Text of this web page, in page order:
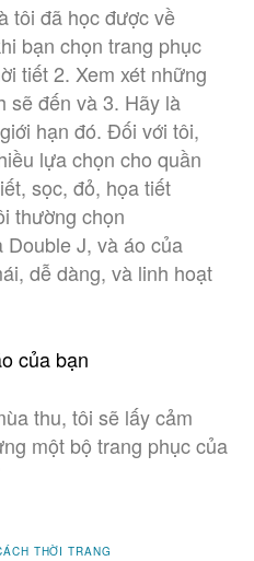
tôi đã học được về
bạn chọn trang phục
tiết 2. Xem xét những
sẽ đến và 3. Hãy là
hạn đó. Đối với tôi,
lựa chọn cho quần
sọc, đỏ, họa tiết
thường chọn
Double J, và áo của
dễ dàng, và linh hoạt
của bạn
thu, tôi sẽ lấy cảm
một bộ trang phục của
THỜI TRANG